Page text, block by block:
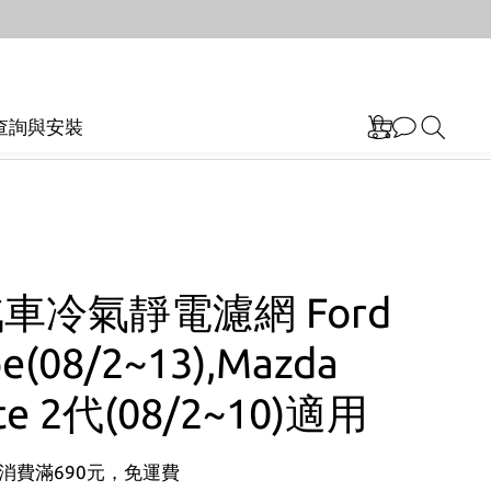
詢與安裝
冷氣靜電濾網 Ford
2~13),Mazda
2代(08/2~10)適用
費滿690元，免運費